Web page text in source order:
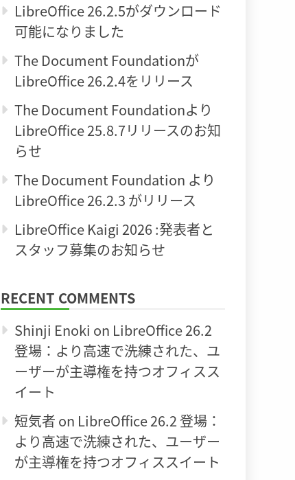
LibreOffice 26.2.5がダウンロード
可能になりました
The Document Foundationが
LibreOffice 26.2.4をリリース
The Document Foundationより
LibreOffice 25.8.7リリースのお知
らせ
The Document Foundation より
LibreOffice 26.2.3 がリリース
LibreOffice Kaigi 2026 :発表者と
スタッフ募集のお知らせ
RECENT COMMENTS
Shinji Enoki on LibreOffice 26.2
登場：より高速で洗練された、ユ
ーザーが主導権を持つオフィスス
イート
短気者 on LibreOffice 26.2 登場：
より高速で洗練された、ユーザー
が主導権を持つオフィススイート